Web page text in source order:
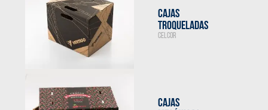
CAJAS
TROQUELADAS
CELCOR
CAJAS